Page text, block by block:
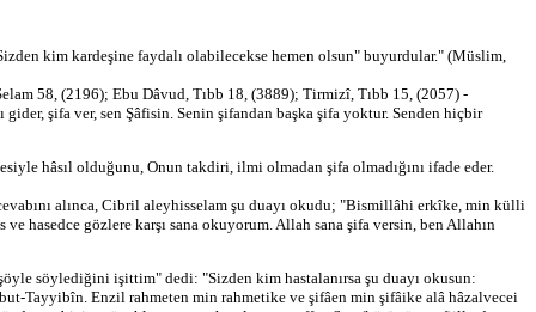
kim kardeşine faydalı olabilecekse hemen olsun" buyurdular." (Müslim,
58, (2196); Ebu Dâvud, Tıbb 18, (3889); Tirmizî, Tıbb 15, (2057) -
şifa ver, sen Şâfisin. Senin şifandan başka şifa yoktur. Senden hiçbir
hâsıl olduğunu, Onun takdiri, ilmi olmadan şifa olmadığını ifade eder.
alınca, Cibril aleyhisselam şu duayı okudu; "Bismillâhi erkîke, min külli
hasedce gözlere karşı sana okuyorum. Allah sana şifa versin, ben Allahın
söylediğini işittim" dedi: "Sizden kim hastalanırsa şu duayı okusun:
Tayyibîn. Enzil rahmeten min rahmetike ve şifâen min şifâike alâ hâzalvecei